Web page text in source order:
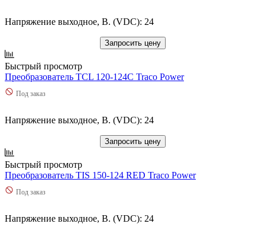
Напряжение выходное, В. (VDC): 24
Запросить цену
Быстрый просмотр
Преобразователь TCL 120-124C Traco Power
Под заказ
Напряжение выходное, В. (VDC): 24
Запросить цену
Быстрый просмотр
Преобразователь TIS 150-124 RED Traco Power
Под заказ
Напряжение выходное, В. (VDC): 24